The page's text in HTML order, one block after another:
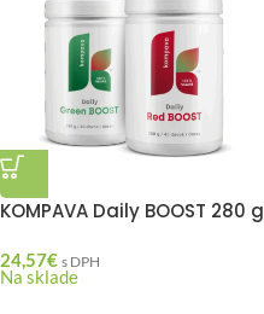
KOMPAVA Daily BOOST 280 g
24,57€ s DPH
Na sklade